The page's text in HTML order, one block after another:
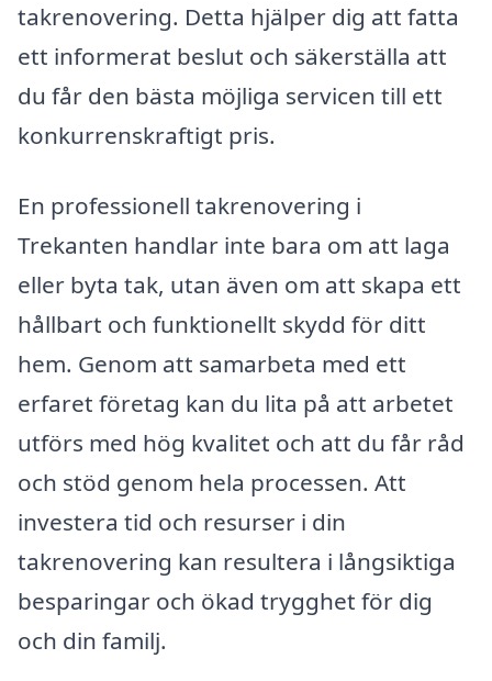
takrenovering. Detta hjälper dig att fatta
ett informerat beslut och säkerställa att
du får den bästa möjliga servicen till ett
konkurrenskraftigt pris.
En professionell takrenovering i
Trekanten handlar inte bara om att laga
eller byta tak, utan även om att skapa ett
hållbart och funktionellt skydd för ditt
hem. Genom att samarbeta med ett
erfaret företag kan du lita på att arbetet
utförs med hög kvalitet och att du får råd
och stöd genom hela processen. Att
investera tid och resurser i din
takrenovering kan resultera i långsiktiga
besparingar och ökad trygghet för dig
och din familj.